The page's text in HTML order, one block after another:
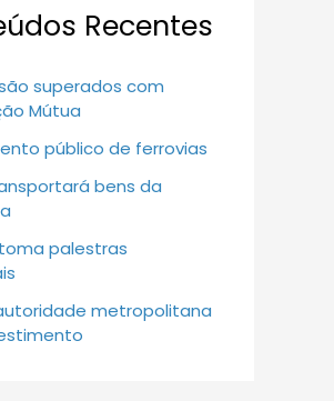
Recentes
superados com
Mútua
público de ferrovias
bens da
palestras
metropolitana